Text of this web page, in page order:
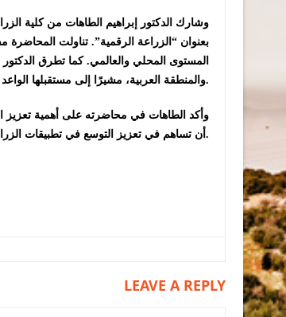
وشارك الدكتور إبراهيم الطاهات من كلية
بعنوان “الزراعة الرقمية”. تناولت المحاضرة
المستوى المحلي والعالمي. كما تطرق الدكتور
والمنطقة العربية، مشيرًا إلى مستقبلها الواعد في ظل التوجهات العالمية نحو استدامة الزراعة.
وأكد الطاهات في محاضرته على أهمية تعزيز
أن تساهم في تعزيز التوسع في تطبيقات الزراعة الذكية في الأردن.
LEAVE A REPLY